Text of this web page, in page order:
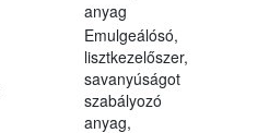
anyag
Emulgeálósó,
lisztkezelőszer,
savanyúságot
szabályozó
anyag,